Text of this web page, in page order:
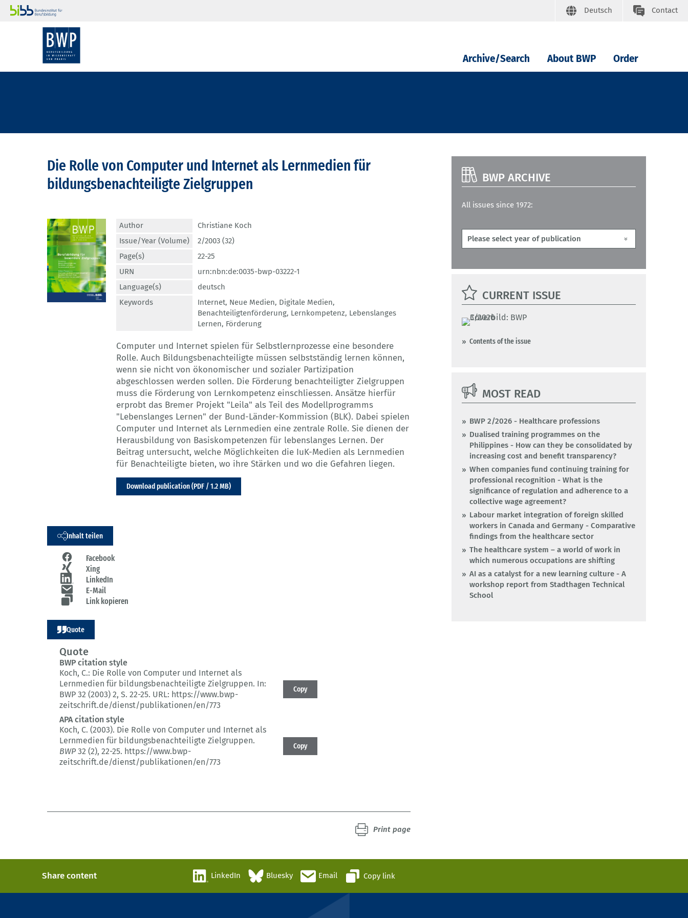
Deutsch Contact
Archive/Search About BWP Order
Die Rolle von Computer und Internet als Lernmedien für
bildungsbenachteiligte Zielgruppen
Author
Christiane Koch
Issue/Year (Volume)
2/2003 (32)
Page(s)
22-25
URN
urn:nbn:de:0035-bwp-03222-1
Language(s)
deutsch
Keywords
Internet, Neue Medien, Digitale Medien,
Benachteiligtenförderung, Lernkompetenz, Lebenslanges
Lernen, Förderung
Computer und Internet spielen für Selbstlernprozesse eine besondere
Rolle. Auch Bildungsbenachteiligte müssen selbstständig lernen können,
wenn sie nicht von ökonomischer und sozialer Partizipation
abgeschlossen werden sollen. Die Förderung benachteiligter Zielgruppen
muss die Förderung von Lernkompetenz einschliessen. Ansätze hierfür
erprobt das Bremer Projekt "Leila" als Teil des Modellprogramms
"Lebenslanges Lernen" der Bund-Länder-Kommission (BLK). Dabei spielen
Computer und Internet als Lernmedien eine zentrale Rolle. Sie dienen der
Herausbildung von Basiskompetenzen für lebenslanges Lernen. Der
Beitrag untersucht, welche Möglichkeiten die IuK-Medien als Lernmedien
für Benachteiligte bieten, wo ihre Stärken und wo die Gefahren liegen.
Download publication (PDF / 1.2 MB)
Inhalt teilen
Facebook
Xing
LinkedIn
E-Mail
Link kopieren
Quote
Quote
BWP citation style
Koch, C.: Die Rolle von Computer und Internet als
Lernmedien für bildungsbenachteiligte Zielgruppen. In:
BWP 32 (2003) 2, S. 22-25. URL: https://www.bwp-
zeitschrift.de/dienst/publikationen/en/773
Copy
APA citation style
Koch, C. (2003). Die Rolle von Computer und Internet als
Lernmedien für bildungsbenachteiligte Zielgruppen.
BWP32 (2), 22-25. https://www.bwp-
zeitschrift.de/dienst/publikationen/en/773
Copy
Print page
BWP ARCHIVE
All issues since 1972:
CURRENT ISSUE
Contents of the issue
MOST READ
BWP 2/2026 - Healthcare professions
Dualised training programmes on the
Philippines - How can they be consolidated by
increasing cost and benefit transparency?
When companies fund continuing training for
professional recognition - What is the
significance of regulation and adherence to a
collective wage agreement?
Labour market integration of foreign skilled
workers in Canada and Germany - Comparative
findings from the healthcare sector
The healthcare system – a world of work in
which numerous occupations are shifting
AI as a catalyst for a new learning culture - A
workshop report from Stadthagen Technical
School
Share content LinkedIn Bluesky Email Copy link